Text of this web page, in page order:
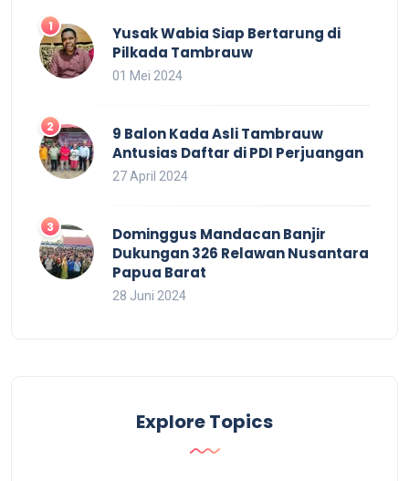
Yusak Wabia Siap Bertarung di
Pilkada Tambrauw
01 Mei 2024
9 Balon Kada Asli Tambrauw
Antusias Daftar di PDI Perjuangan
27 April 2024
Dominggus Mandacan Banjir
Dukungan 326 Relawan Nusantara
Papua Barat
28 Juni 2024
Explore Topics